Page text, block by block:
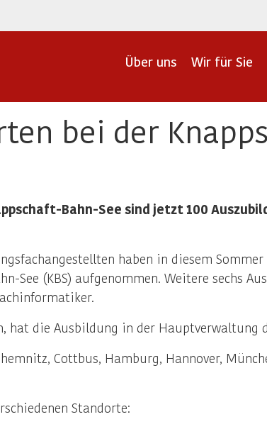
Über uns Wir für Sie
bei der
Bahn-See sind jetzt 100
haben in diesem
See (KBS) aufgenommen. Weitere sechs
hat die Ausbildung in der Hauptverwaltung
Cottbus, Hamburg, Hannover,
Standorte: